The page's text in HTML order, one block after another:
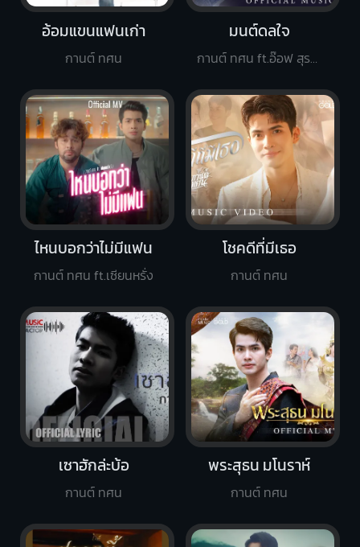
โชคดีที่มีเธอ
กานต์ ทศน
ไหนบอกว่าไม่มีแฟน
กานต์ ทศน ft.เซียนหรั่ง
มนต์ดลใจ
กานต์ ทศน ft.อ๊อฟ สุรพล
เซาฮักล่ะบ้อ
กานต์ ทศน
พระสุธน มโนราห์
กานต์ ทศน
อ้อมแขนแฟนเก่า
กานต์ ทศน